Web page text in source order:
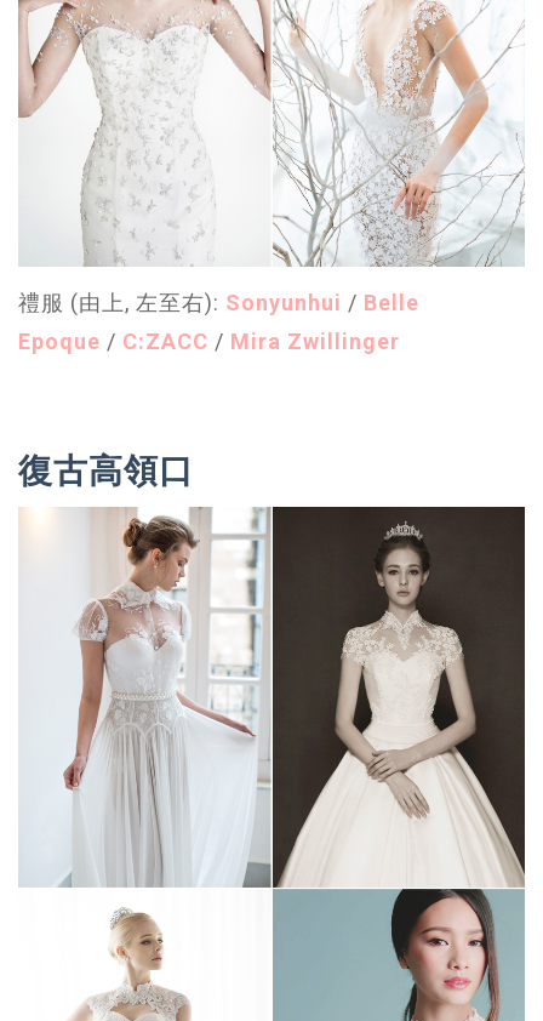
禮服 (由上, 左至右): Sonyunhui / Belle
Epoque / C:ZACC / Mira Zwillinger
復古高領口